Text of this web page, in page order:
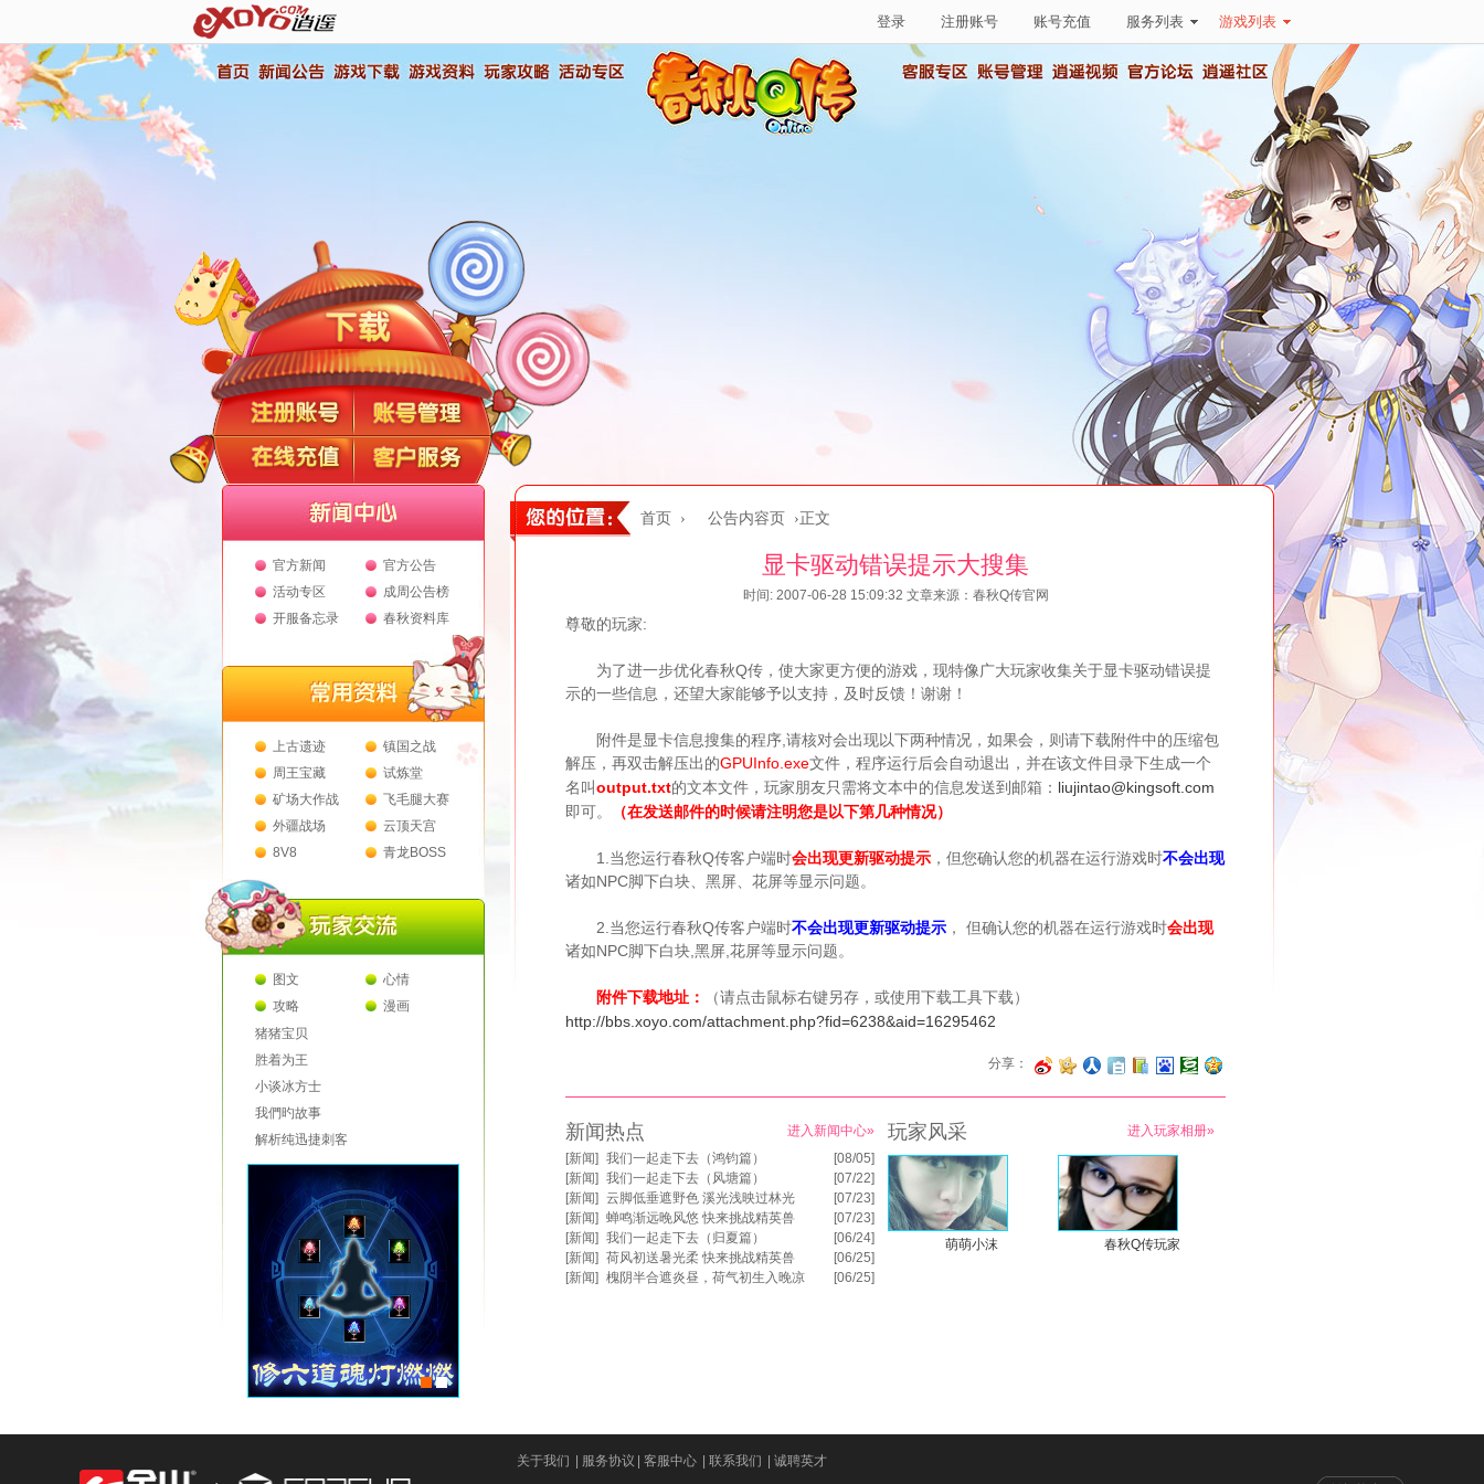
登录 注册账号 账号充值 服务列表 游戏列表
官方新闻
官方公告
活动专区
成周公告榜
开服备忘录
春秋资料库
上古遗迹
镇国之战
周王宝藏
试炼堂
矿场大作战
飞毛腿大赛
外疆战场
云顶天宫
8V8
青龙BOSS
图文
心情
攻略
漫画
猪猪宝贝
胜着为王
小谈冰方士
我們旳故事
解析纯迅捷刺客
首页 › 公告内容页 ›正文
显卡驱动错误提示大搜集
时间: 2007-06-28 15:09:32 文章来源：春秋Q传官网
尊敬的玩家:
为了进一步优化春秋Q传，使大家更方便的游戏，现特像广大玩家收集关于显卡驱动错误提
示的一些信息，还望大家能够予以支持，及时反馈！谢谢！
附件是显卡信息搜集的程序,请核对会出现以下两种情况，如果会，则请下载附件中的压缩包
解压，再双击解压出的GPUInfo.exe文件，程序运行后会自动退出，并在该文件目录下生成一个
名叫output.txt的文本文件，玩家朋友只需将文本中的信息发送到邮箱： liujintao@kingsoft.com
即可。
（在发送邮件的时候请注明您是以下第几种情况）
1.当您运行春秋Q传客户端时会出现更新驱动提示 ，但您确认您的机器在运行游戏时不会出现
诸如NPC脚下白块、黑屏、花屏等显示问题。
2.当您运行春秋Q传客户端时不会出现更新驱动提示 ， 但确认您的机器在运行游戏时会出现
诸如NPC脚下白块,黑屏,花屏等显示问题。
附件下载地址：
（请点击鼠标右键另存，或使用下载工具下载）
http://bbs.xoyo.com/attachment.php?fid=6238&aid=16295462
分享：
新闻热点
[08/05]
[新闻] 我们一起走下去（鸿钧篇）
[07/22]
[新闻] 我们一起走下去（风塘篇）
[07/23]
[新闻] 云脚低垂遮野色 溪光浅映过林光
[07/23]
[新闻] 蝉鸣渐远晚风悠 快来挑战精英兽
[06/24]
[新闻] 我们一起走下去（归夏篇）
[06/25]
[新闻] 荷风初送暑光柔 快来挑战精英兽
[06/25]
[新闻] 槐阴半合遮炎昼，荷气初生入晚凉
进入新闻中心» 玩家风采
萌萌小沫 春秋Q传玩家
进入玩家相册»
关于我们 服务协议 客服中心 联系我们 诚聘英才